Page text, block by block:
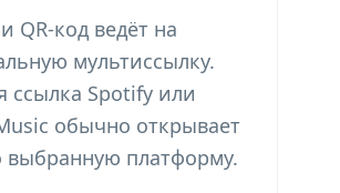
QR-код ведёт на
мультиссылку.
ссылка Spotify или
обычно открывает
выбранную платформу.